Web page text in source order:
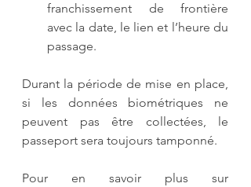
franchissement de frontière
avec la date, le lien et l’heure du
passage.
Durant la période de mise en place,
si les données biométriques ne
peuvent pas être collectées, le
passeport sera toujours tamponné.
Pour en savoir plus sur